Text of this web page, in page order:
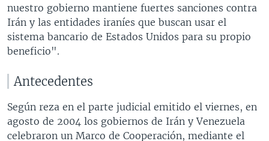
nuestro gobierno mantiene fuertes sanciones contra
Irán y las entidades iraníes que buscan usar el
sistema bancario de Estados Unidos para su propio
beneficio".
Antecedentes
Según reza en el parte judicial emitido el viernes, en
agosto de 2004 los gobiernos de Irán y Venezuela
celebraron un Marco de Cooperación, mediante el